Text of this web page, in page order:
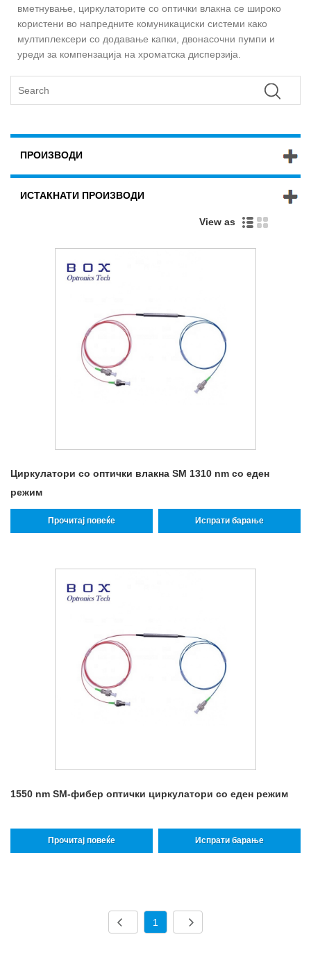
вметнување, циркулаторите со оптички влакна се широко
користени во напредните комуникациски системи како
мултиплексери со додавање капки, двонасочни пумпи и
уреди за компензација на хроматска дисперзија.
ПРОИЗВОДИ
ИСТАКНАТИ ПРОИЗВОДИ
View as
Циркулатори со оптички влакна SM 1310 nm со еден
режим
Прочитај повеќе Испрати барање
1550 nm SM-фибер оптички циркулатори со еден режим
Прочитај повеќе Испрати барање
1